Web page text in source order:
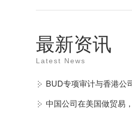
最新资讯
Latest News
BUD专项审计与香港公
中国公司在美国做贸易